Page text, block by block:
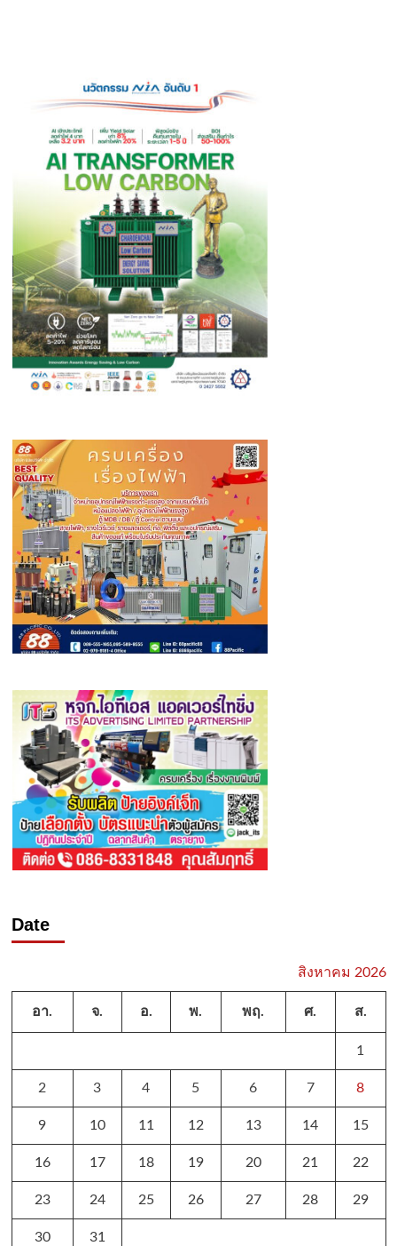
Date
สิงหาคม 2026
อา. จ. อ. พ. พฤ. ศ. ส.
1
2 3 4 5 6 7 8
9 10 11 12 13 14 15
16 17 18 19 20 21 22
23 24 25 26 27 28 29
30 31